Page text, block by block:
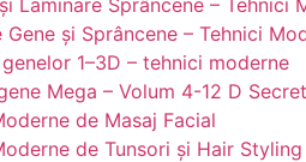
Gene și Sprâncene – Tehnici
1–3D – tehnici moderne
Mega – Volum 4-12 D
de Masaj Facial
de Tunsori și Hair Styling